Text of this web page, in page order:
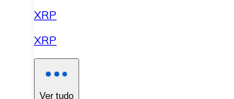
XRP
XRP
Ver tudo